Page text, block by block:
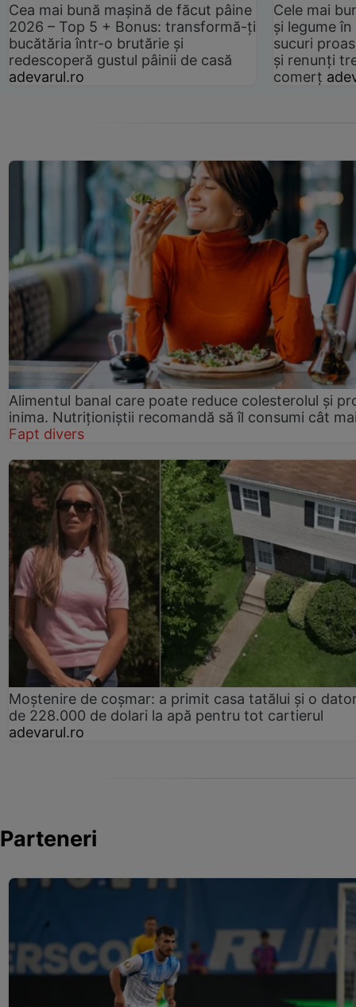
Cea mai bună mașină de făcut pâine
2026 – Top 5 + Bonus: transformă-ți
bucătăria într-o brutărie și
redescoperă gustul pâinii de casă
adevarul.ro
Cele mai
și legume
sucuri
și renunți
comerț
Alimentul banal care poate reduce colesterolul și
inima. Nutriționiștii recomandă să îl consumi cât
Fapt divers
Moștenire de coșmar: a primit casa tatălui și o
de 228.000 de dolari la apă pentru tot cartierul
adevarul.ro
Parteneri